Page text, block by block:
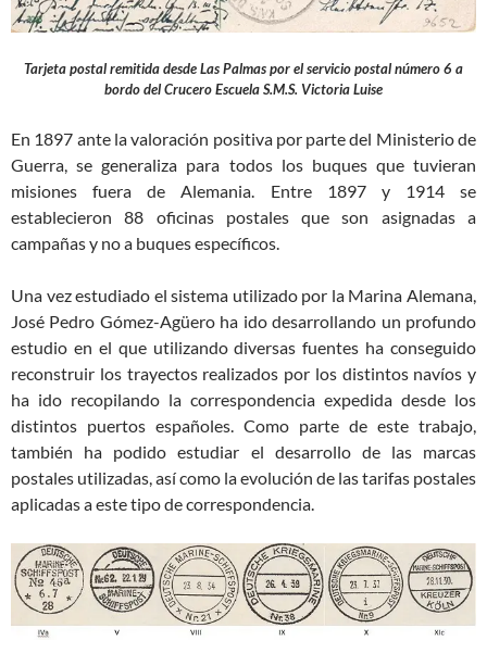
Tarjeta postal remitida desde Las Palmas por el servicio postal número 6 a
bordo del Crucero Escuela S.M.S. Victoria Luise
En 1897 ante la valoración positiva por parte del Ministerio de
Guerra, se generaliza para todos los buques que tuvieran
misiones fuera de Alemania. Entre 1897 y 1914 se
establecieron 88 oficinas postales que son asignadas a
campañas y no a buques específicos.
Una vez estudiado el sistema utilizado por la Marina Alemana,
José Pedro Gómez-Agüero ha ido desarrollando un profundo
estudio en el que utilizando diversas fuentes ha conseguido
reconstruir los trayectos realizados por los distintos navíos y
ha ido recopilando la correspondencia expedida desde los
distintos puertos españoles. Como parte de este trabajo,
también ha podido estudiar el desarrollo de las marcas
postales utilizadas, así como la evolución de las tarifas postales
aplicadas a este tipo de correspondencia.